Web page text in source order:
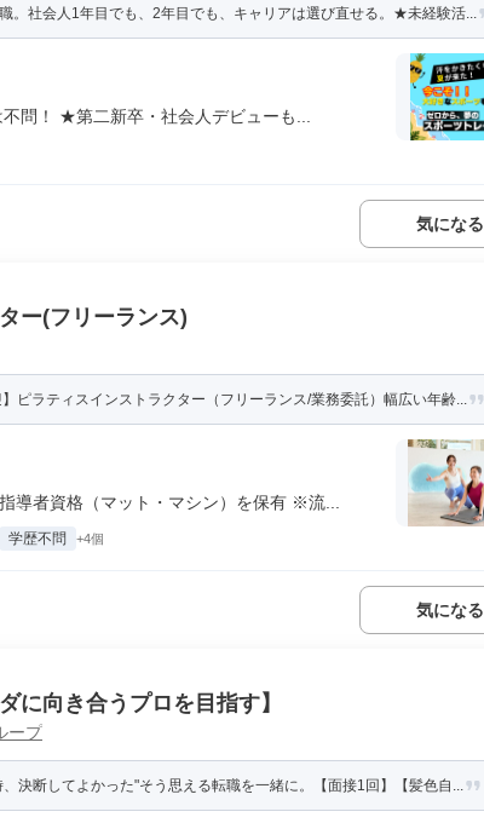
。社会人1年目でも、2年目でも、キャリアは選び直せる。★未経験活...
問！ ★第二新卒・社会人デビューも...
気になる
ー(フリーランス)
ピラティスインストラクター（フリーランス/業務委託）幅広い年齢...
導者資格（マット・マシン）を保有 ※流...
学歴不問 +4個
気になる
に向き合うプロを目指す】
ープ
、決断してよかった"そう思える転職を一緒に。【面接1回】【髪色自...